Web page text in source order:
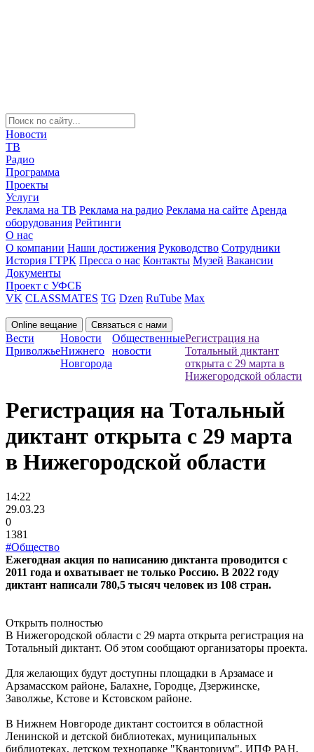
Новости
ТВ
Радио
Программа
Проекты
Услуги
Реклама на ТВ Реклама на радио Реклама на сайте Аренда
оборудования Рейтинги
О нас
О компании Наши достижения Руководство Сотрудники
История ГТРК Пресса о нас Контакты Музей Вакансии
Документы
Проект с УФСБ
VK CLASSMATES TG Dzen RuTube Max
Online вещание Связаться с нами
Вести
Приволжье
Новости
Нижнего
Новгорода
Общественные
новости
Регистрация на
Тотальный диктант
открыта с 29 марта в
Нижегородской области
Регистрация на Тотальный
диктант открыта с 29 марта
в Нижегородской области
14:22
29.03.23
0
1381
#Общество
Ежегодная акция по написанию диктанта проводится с
2011 года и охватывает не только Россию. В 2022 году
диктант написали 780,5 тысяч человек из 108 стран.
Открыть полностью
В Нижегородской области с 29 марта открыта регистрация на
Тотальный диктант. Об этом сообщают организаторы проекта.
Для желающих будут доступны площадки в Арзамасе и
Арзамасском районе, Балахне, Городце, Дзержинске,
Заволжье, Кстове и Кстовском районе.
В Нижнем Новгороде диктант состоится в областной
Ленинской и детской библиотеках, муниципальных
библиотеках, детском технопарке "Кванториум", ИПФ РАН,